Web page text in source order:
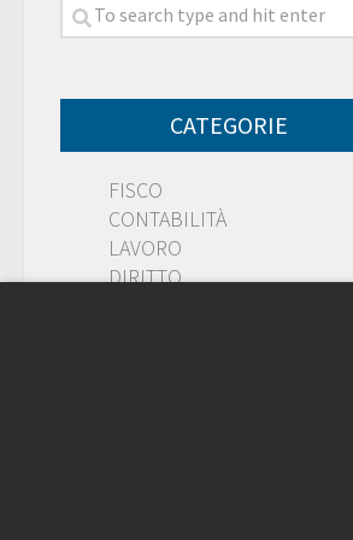
CATEGORIE
FISCO
CONTABILITÀ
LAVORO
DIRITTO